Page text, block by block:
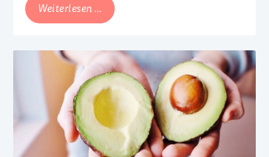
Weiterlesen … Mein
mehrsprachiges